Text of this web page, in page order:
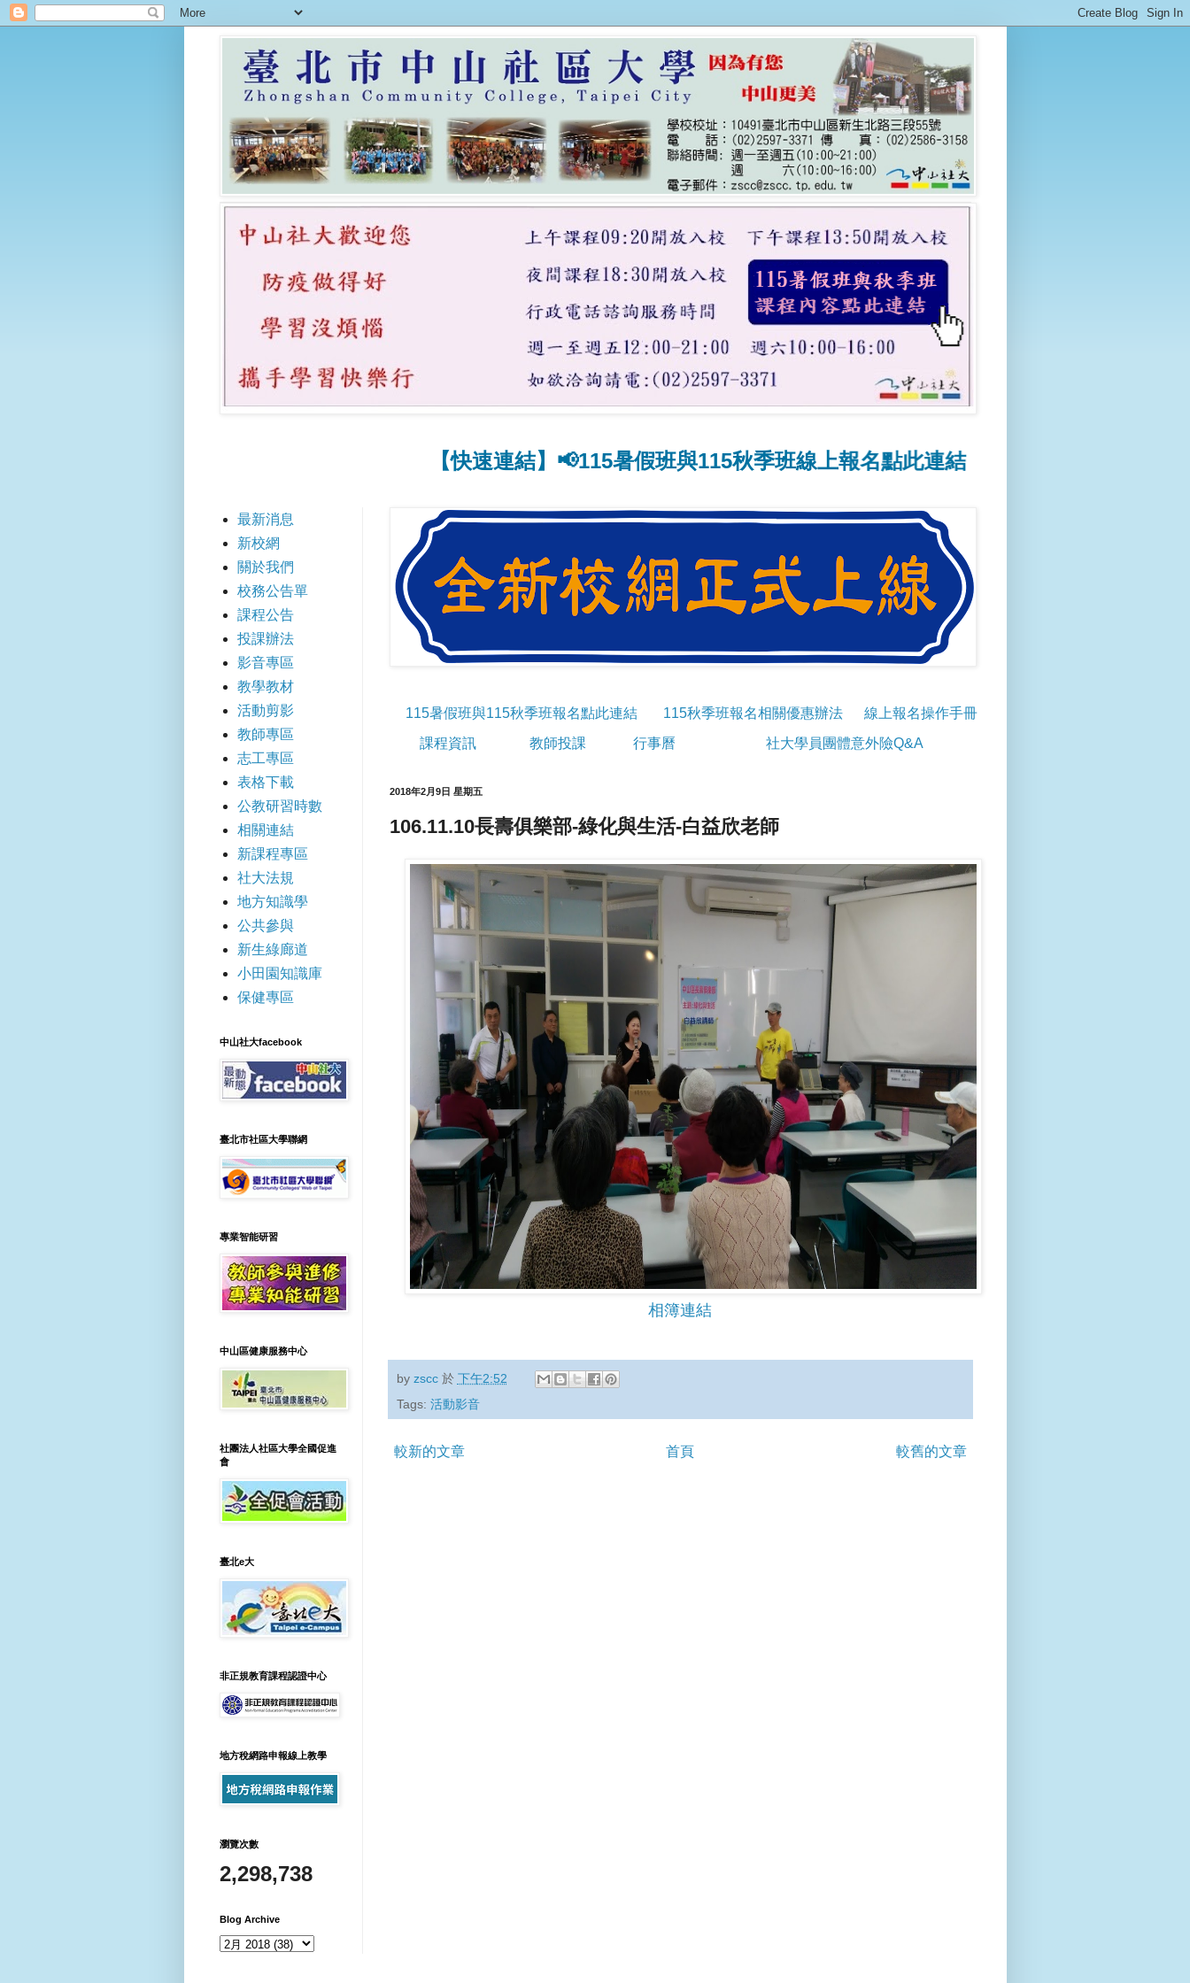
【快速連結】📢115暑假班與115秋季班線上報名點此連結 📢線上報名操作方式點此連結
115暑假班與115秋季班報名點此連結 115秋季班報名相關優惠辦法
線上報名操作手冊
課程資訊
教師投課 行事曆 社大學員團體意外險Q&A
2018年2月9日 星期五
106.11.10長壽俱樂部-綠化與生活-白益欣老師
相簿連結
by zscc 於 下午2:52
Tags: 活動影音
較新的文章 較舊的文章
首頁
最新消息
新校網
關於我們
校務公告單
課程公告
投課辦法
影音專區
教學教材
活動剪影
教師專區
志工專區
表格下載
公教研習時數
相關連結
新課程專區
社大法規
地方知識學
公共參與
新生綠廊道
小田園知識庫
保健專區
中山社大facebook
臺北市社區大學聯網
專業智能研習
中山區健康服務中心
社團法人社區大學全國促進
會
臺北e大
非正規教育課程認證中心
地方稅網路申報線上教學
瀏覽次數
2,298,738
Blog Archive